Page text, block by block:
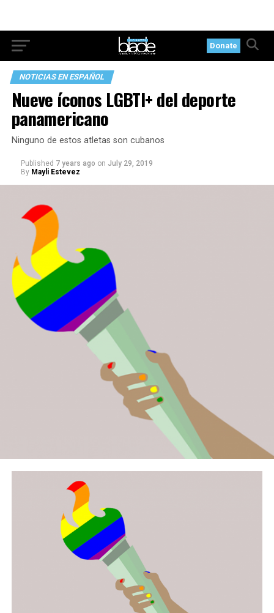
Donate
NOTICIAS EN ESPAÑOL
Nueve íconos LGBTI+ del deporte
panamericano
Ninguno de estos atletas son cubanos
Published 7 years ago on July 29, 2019
By Mayli Estevez